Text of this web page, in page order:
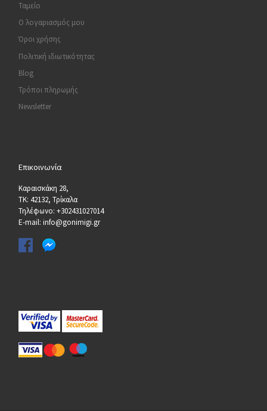
Ταμείο
Ο λογαριασμός μου
Όροι χρήσης
Πολιτική ιδιωτικότητας
Blog
Τρόποι πληρωμής
Newsletter
Επικοινωνία
Καραισκάκη 28,
ΤΚ: 42132, Τρίκαλα
Τηλέφωνο: +302431027014
E-mail: info@gonimigi.gr